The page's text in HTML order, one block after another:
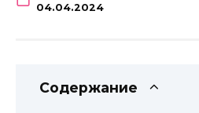
04.04.2024
Содержание